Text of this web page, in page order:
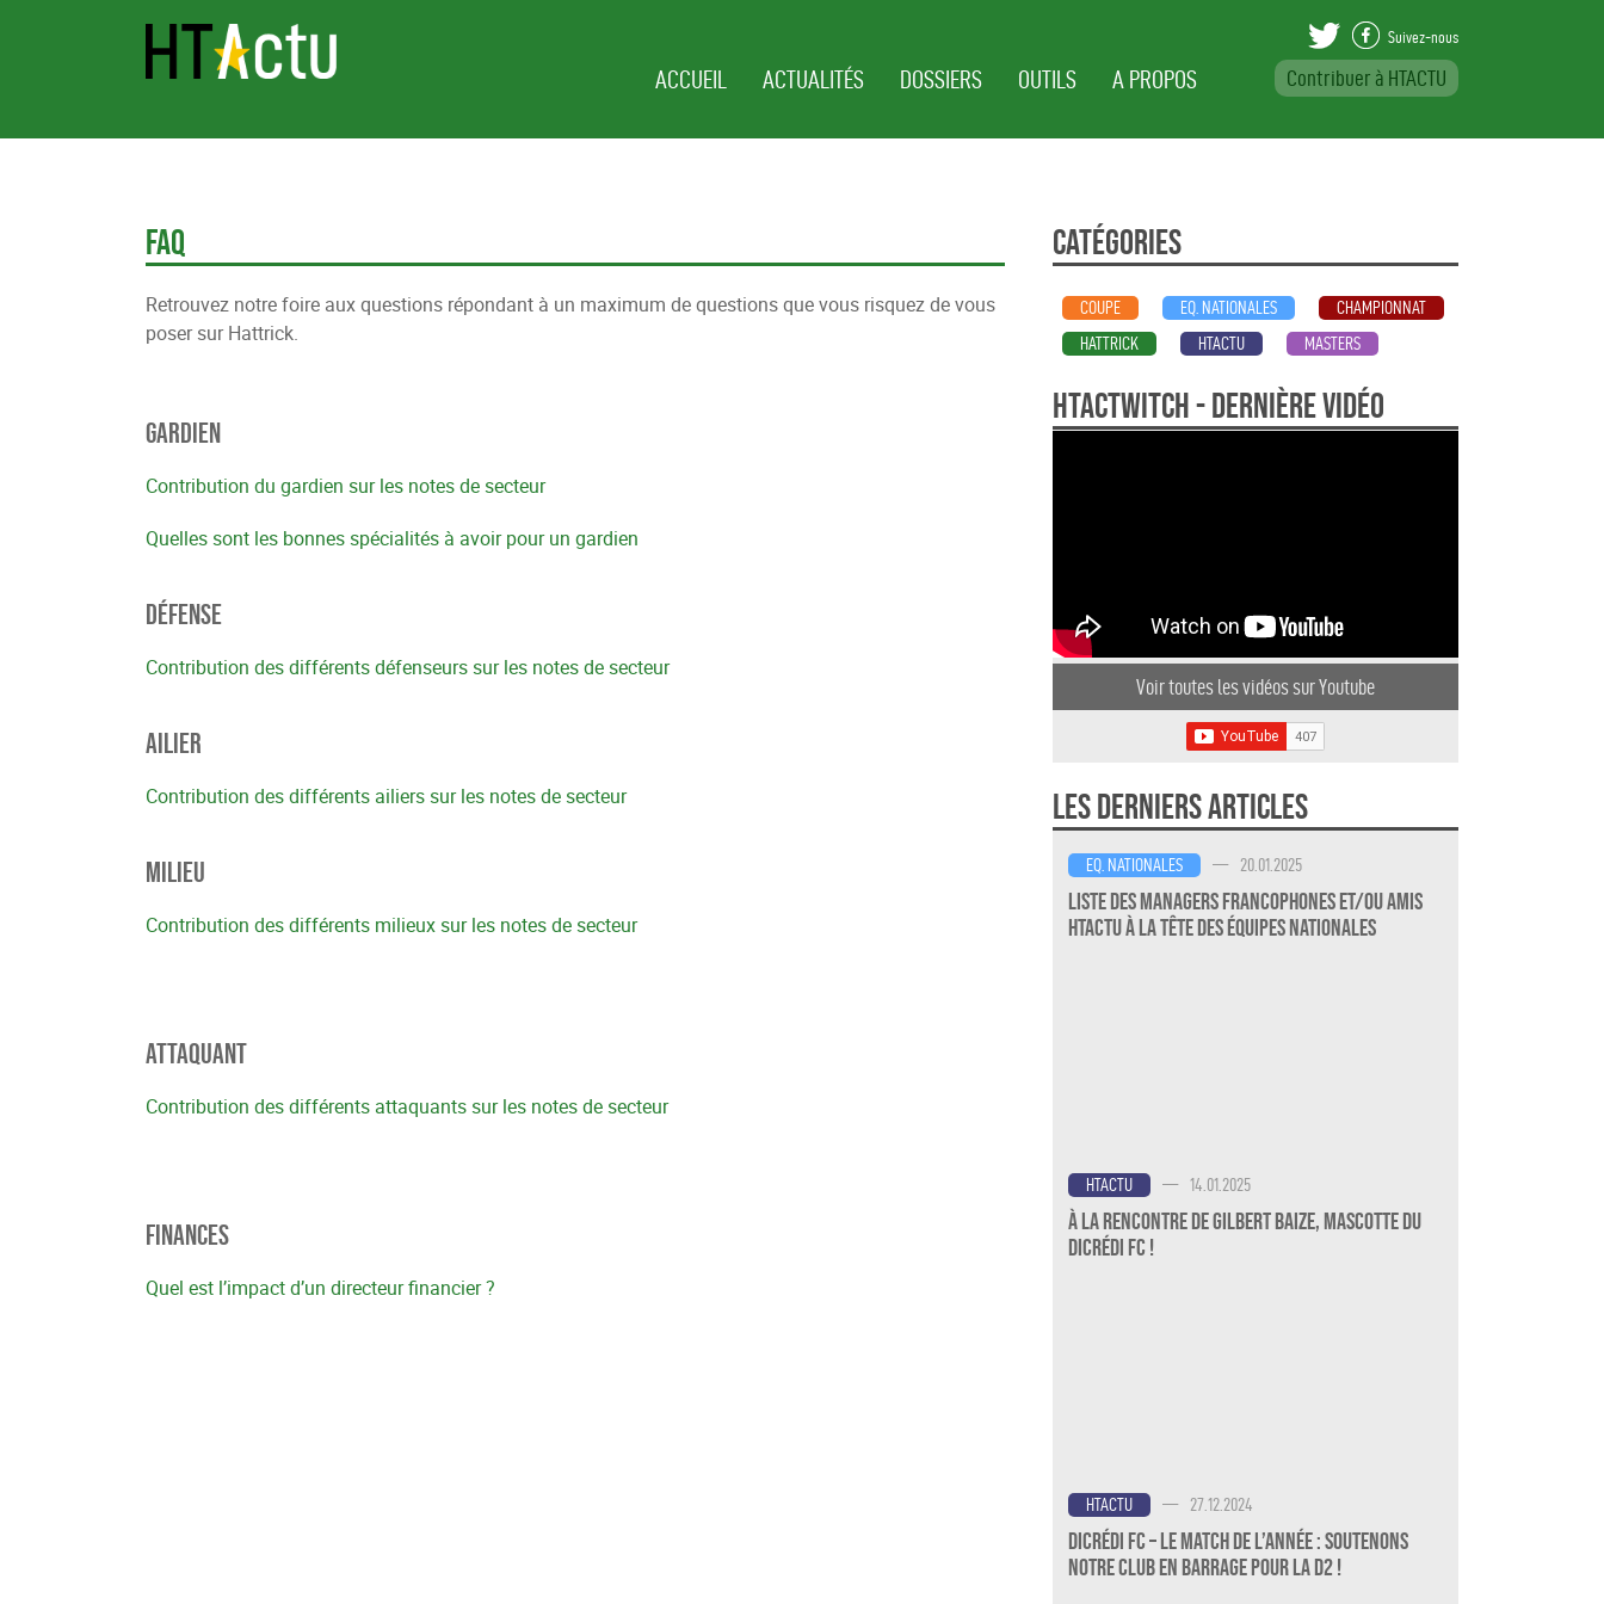
ACCUEIL ACTUALITÉS DOSSIERS OUTILS A PROPOS Contribuer à HTACTU
Suivez-nous
FAQ
Retrouvez notre foire aux questions répondant à un maximum de questions que vous risquez de vous
poser sur Hattrick.
Gardien
Contribution du gardien sur les notes de secteur
Quelles sont les bonnes spécialités à avoir pour un gardien
Défense
Contribution des différents défenseurs sur les notes de secteur
Ailier
Contribution des différents ailiers sur les notes de secteur
Milieu
Contribution des différents milieux sur les notes de secteur
Attaquant
Contribution des différents attaquants sur les notes de secteur
Finances
Quel est l’impact d’un directeur financier ?
Catégories
COUPE EQ. NATIONALES
CHAMPIONNAT
HATTRICK
HTACTU MASTERS
HTActwitch - dernière vidéo
Voir toutes les vidéos sur Youtube
Les derniers articles
EQ. NATIONALES — 20.01.2025
Liste des Managers Francophones et/ou amis
HTActu à la Tête des Équipes Nationales
HTACTU — 14.01.2025
À la rencontre de Gilbert Baize, mascotte du
Dicrédi FC !
HTACTU — 27.12.2024
Dicrédi FC – Le Match de l’Année : Soutenons
notre Club en Barrage pour la D2 !